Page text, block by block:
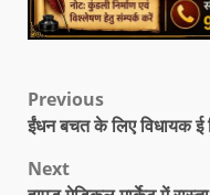
Previous
ईंधन बचत के लिए विधायक ई
Next